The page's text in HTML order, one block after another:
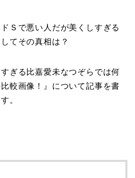
Ｓで悪い人だが美くしすぎる
てその真相は？
ぎる比嘉愛未なつぞらでは何
較画像！』について記事を書
。